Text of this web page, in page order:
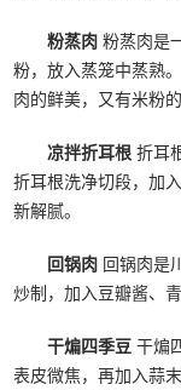
粉蒸肉 粉蒸肉是
粉，放入蒸笼中蒸熟
肉的鲜美，又有米粉的
凉拌折耳根 折耳
折耳根洗净切段，加
新解腻。
回锅肉 回锅肉是
炒制，加入豆瓣酱、
干煸四季豆 干煸
表皮微焦，再加入蒜